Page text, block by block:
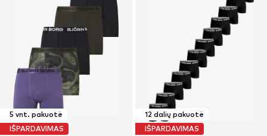
5 vnt. pakuotė
IŠPARDAVIMAS
12 dalių pakuotė
IŠPARDAVIMAS